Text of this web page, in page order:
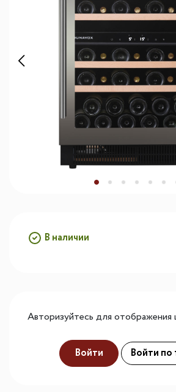
В наличии
Авторизуйтесь для отображения
Войти Войти по